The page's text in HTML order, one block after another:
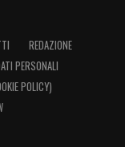
REDAZIONE
PERSONALI
POLICY)